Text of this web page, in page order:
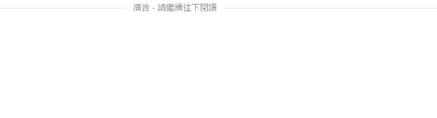
廣告 - 請繼續往下閱讀